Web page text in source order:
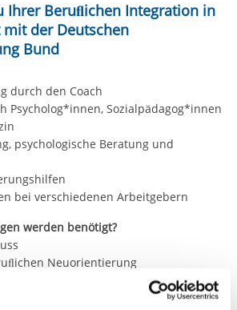
Ihrer Beruﬂichen Integration in
der Deutschen
Bund
durch den Coach
Sozialpädagog*innen
psychologische Beratung und
bei verschiedenen Arbeitgebern
werden benötigt?
Neuorientierung
mindestens B1